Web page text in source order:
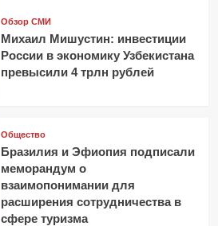
Обзор СМИ
Михаил Мишустин: инвестиции
России в экономику Узбекистана
превысили 4 трлн рублей
Общество
Бразилия и Эфиопия подписали
меморандум о
взаимопонимании для
расширения сотрудничества в
сфере туризма